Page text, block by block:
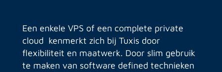
Een enkele VPS of een complete private
cloud kenmerkt zich bij Tuxis door
flexibiliteit en maatwerk. Door slim gebruik
te maken van software defined technieken